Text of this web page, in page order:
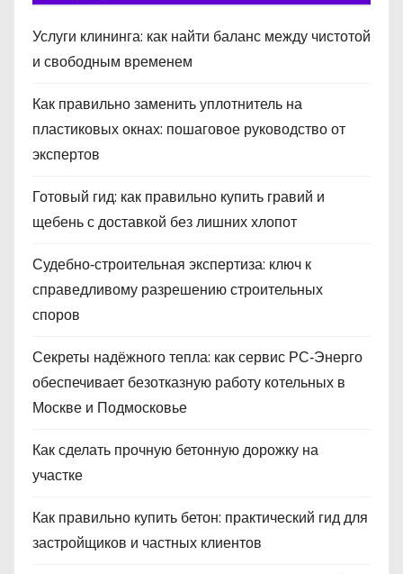
Услуги клининга: как найти баланс между чистотой
и свободным временем
Как правильно заменить уплотнитель на
пластиковых окнах: пошаговое руководство от
экспертов
Готовый гид: как правильно купить гравий и
щебень с доставкой без лишних хлопот
Судебно‑строительная экспертиза: ключ к
справедливому разрешению строительных
споров
Секреты надёжного тепла: как сервис РС‑Энерго
обеспечивает безотказную работу котельных в
Москве и Подмосковье
Как сделать прочную бетонную дорожку на
участке
Как правильно купить бетон: практический гид для
застройщиков и частных клиентов